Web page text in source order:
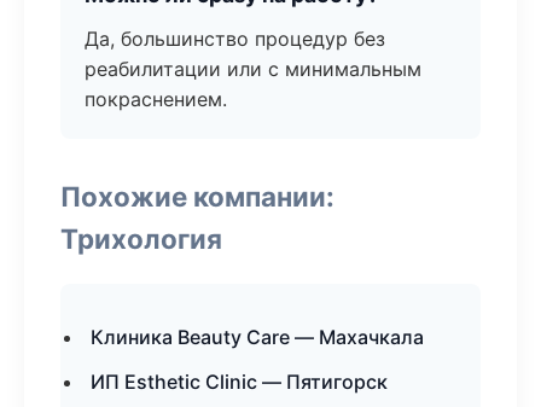
Да, большинство процедур без
реабилитации или с минимальным
покраснением.
Похожие компании:
Трихология
Клиника Beauty Care — Махачкала
ИП Esthetic Clinic — Пятигорск